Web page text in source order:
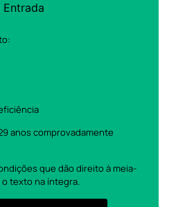
anos comprovadamente
que dão direito à meia-
texto na íntegra.